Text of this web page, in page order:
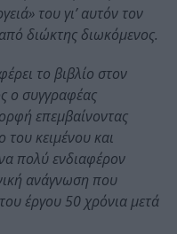
του γι’ αυτόν τον
διώκτης διωκόμενος.
το βιβλίο στον
ο συγγραφέας
επεμβαίνοντας
του κειμένου και
πολύ ενδιαφέρον
ανάγνωση που
έργου 50 χρόνια μετά